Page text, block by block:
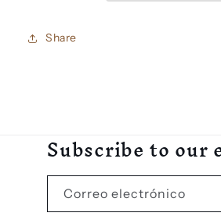
Share
Subscribe to our
Correo electrónico